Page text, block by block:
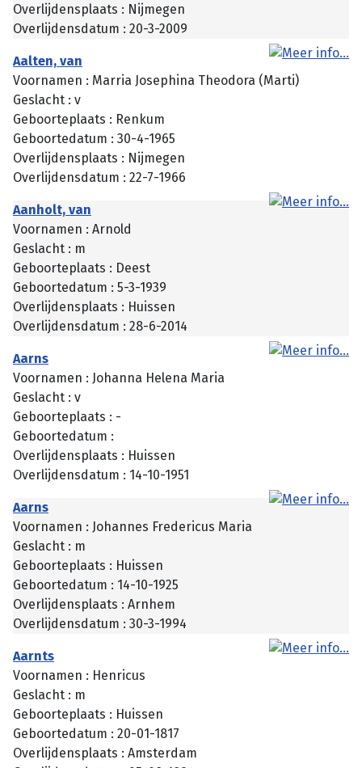
Overlijdensplaats : Nijmegen
Overlijdensdatum : 20-3-2009
Aalten, van
Voornamen : Marria Josephina Theodora (Marti)
Geslacht : v
Geboorteplaats : Renkum
Geboortedatum : 30-4-1965
Overlijdensplaats : Nijmegen
Overlijdensdatum : 22-7-1966
Aanholt, van
Voornamen : Arnold
Geslacht : m
Geboorteplaats : Deest
Geboortedatum : 5-3-1939
Overlijdensplaats : Huissen
Overlijdensdatum : 28-6-2014
Aarns
Voornamen : Johanna Helena Maria
Geslacht : v
Geboorteplaats : -
Geboortedatum :
Overlijdensplaats : Huissen
Overlijdensdatum : 14-10-1951
Aarns
Voornamen : Johannes Fredericus Maria
Geslacht : m
Geboorteplaats : Huissen
Geboortedatum : 14-10-1925
Overlijdensplaats : Arnhem
Overlijdensdatum : 30-3-1994
Aarnts
Voornamen : Henricus
Geslacht : m
Geboorteplaats : Huissen
Geboortedatum : 20-01-1817
Overlijdensplaats : Amsterdam